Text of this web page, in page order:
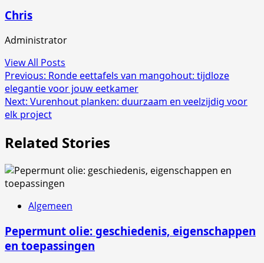
Chris
Administrator
View All Posts
Post
navigation
Previous: Ronde eettafels van mangohout: tijdloze
elegantie voor jouw eetkamer
Next: Vurenhout planken: duurzaam en veelzijdig voor
elk project
Related Stories
Algemeen
Pepermunt olie: geschiedenis, eigenschappen
en toepassingen